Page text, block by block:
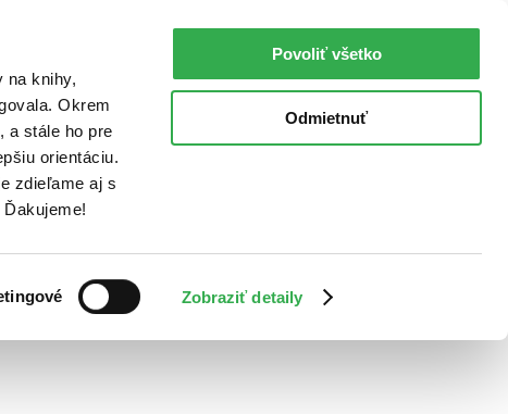
na knihy,
Okrem
a stále ho pre
orientáciu.
zdieľame aj s
Zobraziť detaily
Povoliť všetko
Odmietnuť